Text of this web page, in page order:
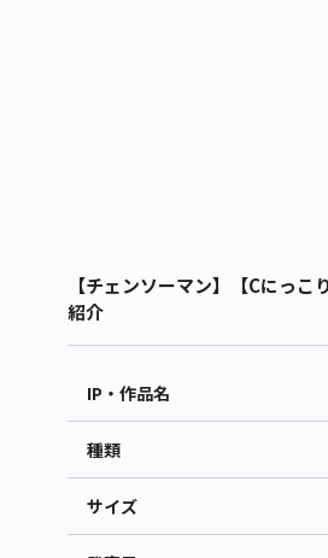
【チェンソーマン】【Cにっ
紹介
IP・作品名
種類
サイズ